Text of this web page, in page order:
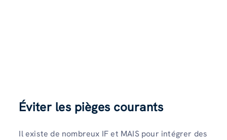
Éviter les pièges courants
Il existe de nombreux IF et MAIS pour intégrer des